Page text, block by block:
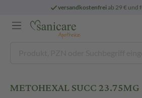
versandkostenfreiab 29 € und
METOHEXAL SUCC 23.75MG